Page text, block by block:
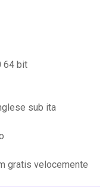
64 bit
sub ita
gratis velocemente